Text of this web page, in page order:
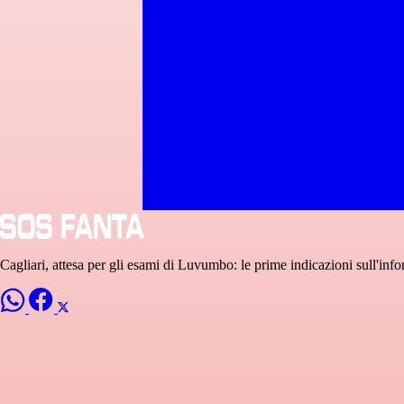
Cagliari, attesa per gli esami di Luvumbo: le prime indicazioni